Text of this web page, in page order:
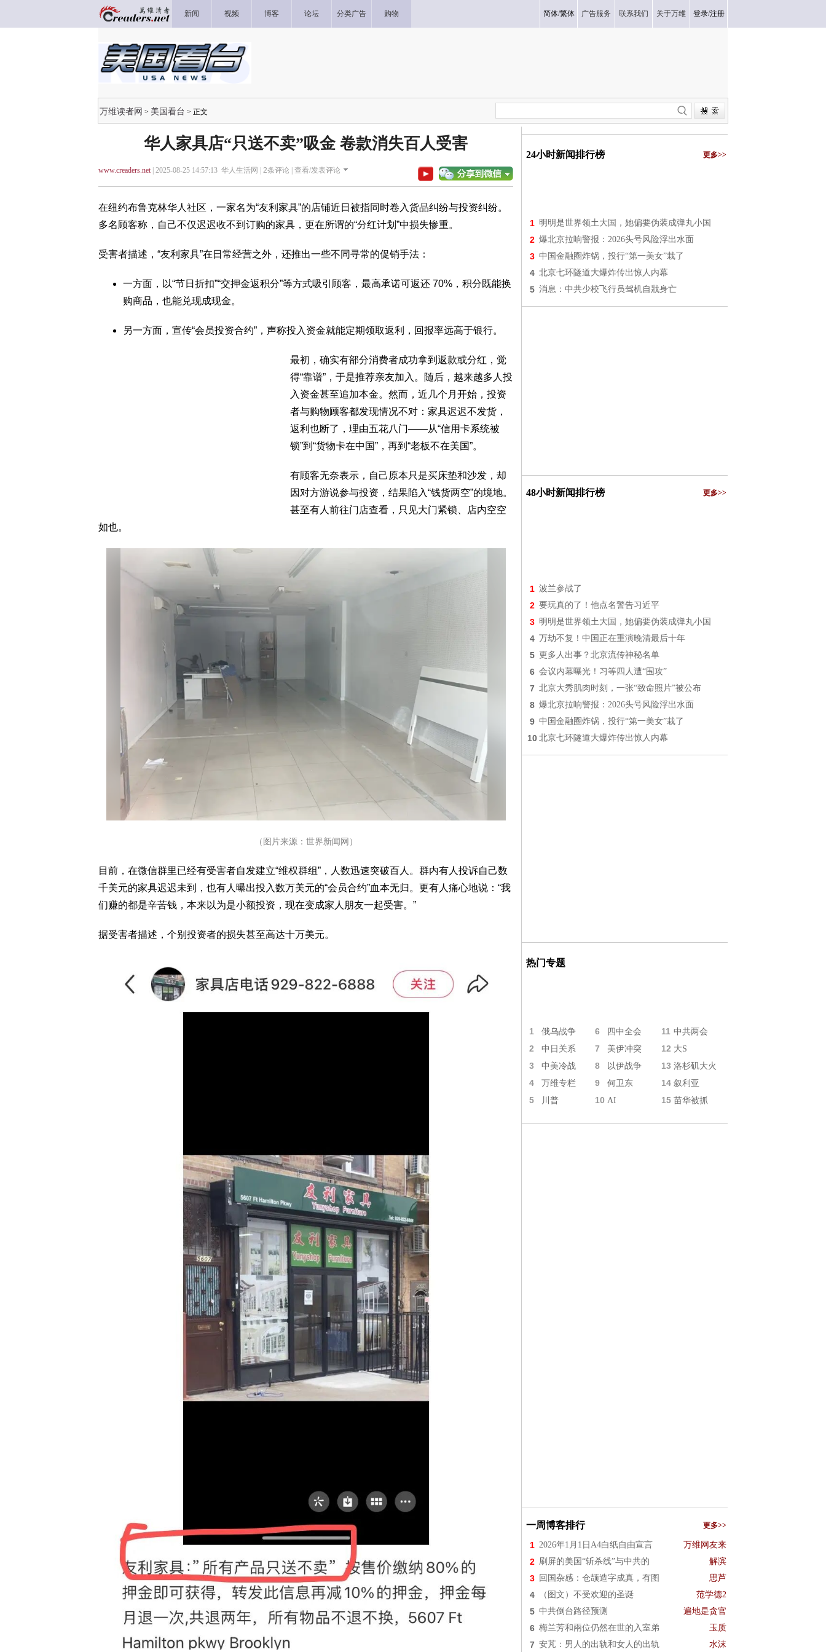
新闻 视频 博客 论坛 分类广告 购物 简体/繁体 广告服务 联系我们 关于万维 登录/注册
万维读者网 > 美国看台 > 正文
华人家具店“只送不卖”吸金 卷款消失百人受害
www.creaders.net| 2025-08-25 14:57:13 华人生活网 | 2条评论 | 查看/发表评论
在纽约布鲁克林华人社区，一家名为“友利家具”的店铺近日被指同时卷入货品纠纷与投资纠纷。
多名顾客称，自己不仅迟迟收不到订购的家具，更在所谓的“分红计划”中损失惨重。
受害者描述，“友利家具”在日常经营之外，还推出一些不同寻常的促销手法：
一方面，以“节日折扣”“交押金返积分”等方式吸引顾客，最高承诺可返还 70%，积分既能换
购商品，也能兑现成现金。
另一方面，宣传“会员投资合约”，声称投入资金就能定期领取返利，回报率远高于银行。
最初，确实有部分消费者成功拿到返款或分红，觉
得“靠谱”，于是推荐亲友加入。随后，越来越多人投
入资金甚至追加本金。然而，近几个月开始，投资
者与购物顾客都发现情况不对：家具迟迟不发货，
返利也断了，理由五花八门——从“信用卡系统被
锁”到“货物卡在中国”，再到“老板不在美国”。
有顾客无奈表示，自己原本只是买床垫和沙发，却
因对方游说参与投资，结果陷入“钱货两空”的境地。
甚至有人前往门店查看，只见大门紧锁、店内空空
如也。
（图片来源：世界新闻网）
目前，在微信群里已经有受害者自发建立“维权群组”，人数迅速突破百人。群内有人投诉自己数
千美元的家具迟迟未到，也有人曝出投入数万美元的“会员合约”血本无归。更有人痛心地说：“我
们赚的都是辛苦钱，本来以为是小额投资，现在变成家人朋友一起受害。”
据受害者描述，个别投资者的损失甚至高达十万美元。
24小时新闻排行榜 更多>>
1 明明是世界领土大国，她偏要伪装成弹丸小国
2 爆北京拉响警报：2026头号风险浮出水面
3 中国金融圈炸锅，投行“第一美女”栽了
4 北京七环隧道大爆炸传出惊人内幕
5 消息：中共少校飞行员驾机自戕身亡
48小时新闻排行榜 更多>>
1 波兰参战了
2 要玩真的了！他点名警告习近平
3 明明是世界领土大国，她偏要伪装成弹丸小国
4 万劫不复！中国正在重演晚清最后十年
5 更多人出事？北京流传神秘名单
6 会议内幕曝光！习等四人遭“围攻”
7 北京大秀肌肉时刻，一张“致命照片”被公布
8 爆北京拉响警报：2026头号风险浮出水面
9 中国金融圈炸锅，投行“第一美女”栽了
10 北京七环隧道大爆炸传出惊人内幕
热门专题
1 俄乌战争 6 四中全会 11 中共两会
2 中日关系 7 美伊冲突 12 大S
3 中美冷战 8 以伊战争 13 洛杉矶大火
4 万维专栏 9 何卫东 14 叙利亚
5 川普 10 AI 15 苗华被抓
一周博客排行 更多>>
1 2026年1月1日A4白纸自由宣言 万维网友来
2 刷屏的美国“斩杀线”与中共的 解滨
3 回国杂感：仓颉造字成真，有图 思芦
4 （图文）不受欢迎的圣诞 范学德2
5 中共倒台路径预测 遍地是贪官
6 梅兰芳和兩位仍然在世的入室弟 玉质
7 安芃：男人的出轨和女人的出轨 水沫